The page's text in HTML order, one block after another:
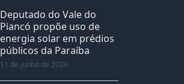
Deputado do Vale do
Piancó propõe uso de
energia solar em prédios
públicos da Paraíba
11 de junho de 2026